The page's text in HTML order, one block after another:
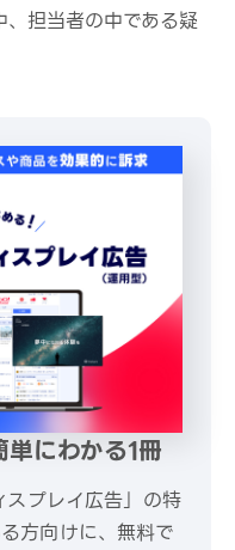
担当者の中である疑
にわかる1冊
スプレイ広告」の特
方向けに、無料で